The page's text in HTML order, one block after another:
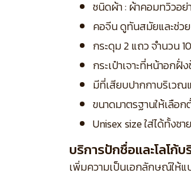
ชนิดผ้า : ผ้าคอมทวิวอย่
คอจีน ดูทันสมัยและช่ว
กระดุม 2 แถว จำนวน
กระเป๋าเจาะที่หน้าอก
มีที่เสียบปากกาบริเวณ
ขนาดมาตรฐานให้เลือ
Unisex size ใส่ได้ทั้งช
บริการปักชื่อและโลโก้
เพิ่มความเป็นเอกลักษณ์ให้